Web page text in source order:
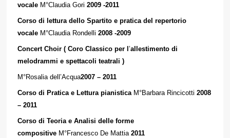
vocale M°Claudia Gori2009 -2011
Corso di lettura dello Spartito e pratica del repertorio
vocale M°Claudia Rondelli2008 -2009
Concert Choir ( Coro Classico per l’allestimento di
melodrammi e spettacoli teatrali )
M°Rosalia dell’Acqua2007 – 2011
Corso di Pratica e Lettura pianistica M°Barbara Rincicotti2008
– 2011
Corso di Teoria e Analisi delle forme
compositive M°Francesco De Mattia2011